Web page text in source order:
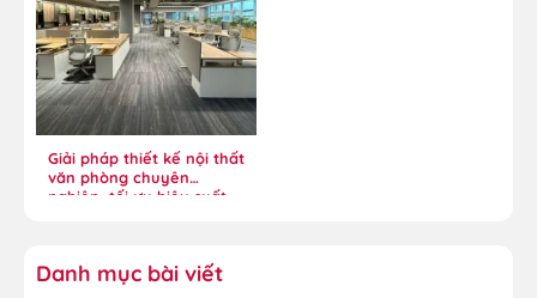
Giải pháp thiết kế nội thất
văn phòng chuyên
nghiệp, tối ưu hiệu suất
Danh mục bài viết